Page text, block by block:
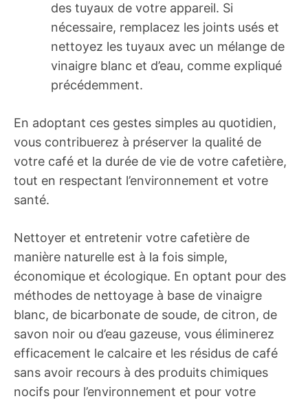
des tuyaux de votre appareil. Si
nécessaire, remplacez les joints usés et
nettoyez les tuyaux avec un mélange de
vinaigre blanc et d’eau, comme expliqué
précédemment.
En adoptant ces gestes simples au quotidien,
vous contribuerez à préserver la qualité de
votre café et la durée de vie de votre cafetière,
tout en respectant l’environnement et votre
santé.
Nettoyer et entretenir votre cafetière de
manière naturelle est à la fois simple,
économique et écologique. En optant pour des
méthodes de nettoyage à base de vinaigre
blanc, de bicarbonate de soude, de citron, de
savon noir ou d’eau gazeuse, vous éliminerez
efficacement le calcaire et les résidus de café
sans avoir recours à des produits chimiques
nocifs pour l’environnement et pour votre